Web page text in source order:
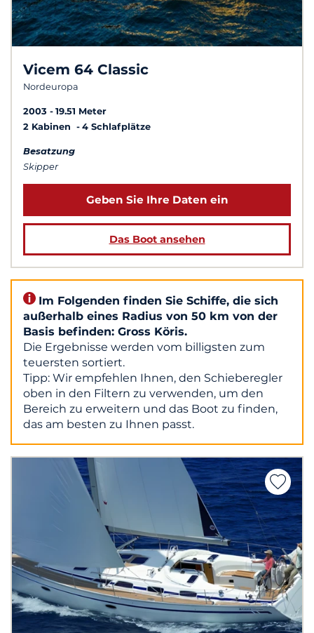
Vicem 64 Classic
Nordeuropa
2003
19.51 Meter
2 Kabinen
4 Schlafplätze
Besatzung
Skipper
Geben Sie Ihre Daten ein
Das Boot ansehen
Im Folgenden finden Sie Schiffe, die sich
außerhalb eines Radius von 50 km von der
Basis befinden: Gross Köris.
Die Ergebnisse werden vom billigsten zum
teuersten sortiert.
Tipp: Wir empfehlen Ihnen, den Schieberegler
oben in den Filtern zu verwenden, um den
Bereich zu erweitern und das Boot zu finden,
das am besten zu Ihnen passt.